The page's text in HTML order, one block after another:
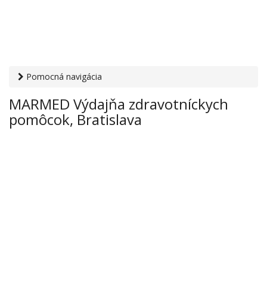
Pomocná navigácia
zdravotníckych pomôcok, Bratislava
MARMED Výdajňa zdravotníckych
pomôcok, Bratislava